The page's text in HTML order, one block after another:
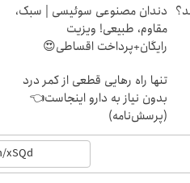
دندان مصنوعی سوئیسی | سبک،
مقاوم، طبیعی! ویزیت
رایگان+پرداخت اقساطی😍
تنها راه رهایی قطعی از کمر درد
بدون نیاز به دارو اینجاست👈
(پرسش‌نامه)